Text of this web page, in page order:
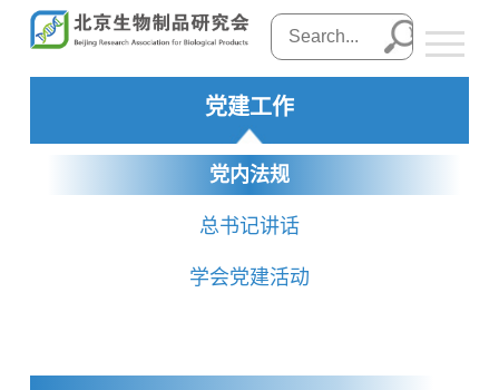
党建工作
党内法规
总书记讲话
学会党建活动